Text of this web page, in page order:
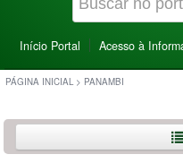
Início Portal Acesso à
PÁGINA INICIAL > PANAMBI